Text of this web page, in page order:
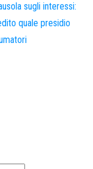
sugli interessi:
quale presidio